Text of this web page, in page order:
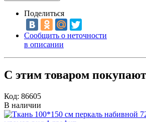
Поделиться
Сообщить о неточности
в описании
С этим товаром покупают
Код: 86605
В наличии